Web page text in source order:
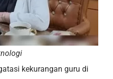
kekurangan guru di